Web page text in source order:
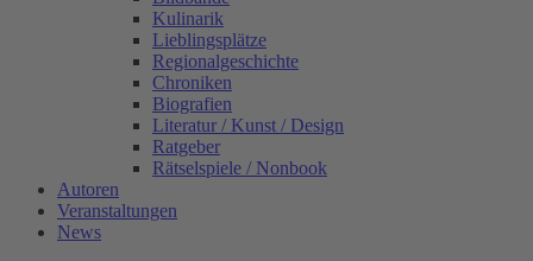
Kulinarik
Lieblingsplätze
Regionalgeschichte
Chroniken
Biografien
Literatur / Kunst / Design
Ratgeber
Rätselspiele / Nonbook
Autoren
Veranstaltungen
News